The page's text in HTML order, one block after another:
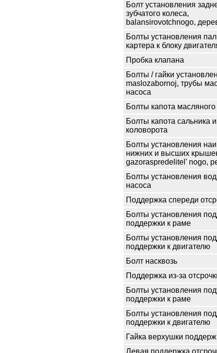
Болт установления
зубчатого колеса,
balansirovotchnogo,
Болты установления
картера к блоку
Пробка клапана
Болты / гайки
maslozabornoj, трубы
насоса
Болты капота
Болты капота сальника
коловорота
Болты установления
нижних и высших
gazoraspredelitel' nogo,
Болты установления
насоса
Поддержка спереди
Болты установления
поддержки к раме
Болты установления
поддержки к двигателю
Болт насквозь
Поддержка из-за
Болты установления
поддержки к раме
Болты установления
поддержки к двигателю
Гайка верхушки
Левая поддержка